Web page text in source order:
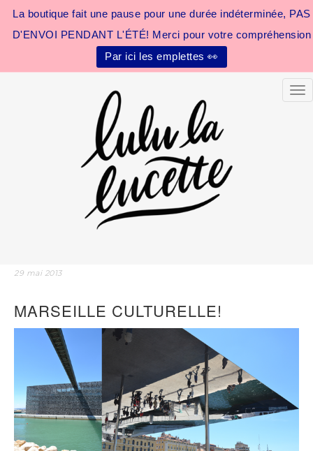
La boutique fait une pause pour une durée indéterminée, PAS
D'ENVOI PENDANT L'ÉTÉ! Merci pour votre compréhension
Par ici les emplettes 👀
29 mai 2013
MARSEILLE CULTURELLE!